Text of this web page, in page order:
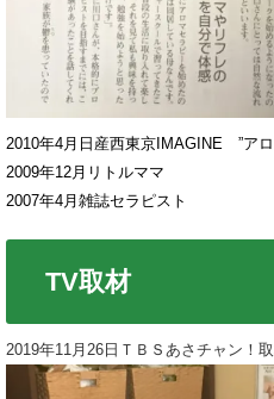
2010年4月日産西東京IMAGINE ”ア
2009年12月リトルママ
2007年4月雑誌セラピスト
TV取材
2019年11月26日ＴＢＳあさチャン！